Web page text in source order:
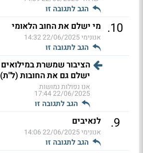
הגב לתגובה זו
10
. מי ישלם את החוב הלאומי
אנונימי22/06/2025 14:32
הגב לתגובה זו
הציבור שמשרת במילואים
ישלם גם את החובות (ל"ת)
אנו נפולות נמושות
22/06/2025 17:44
הגב לתגובה זו
9
. לנאיבים
אנונימי22/06/2025 14:06
הגב לתגובה זו